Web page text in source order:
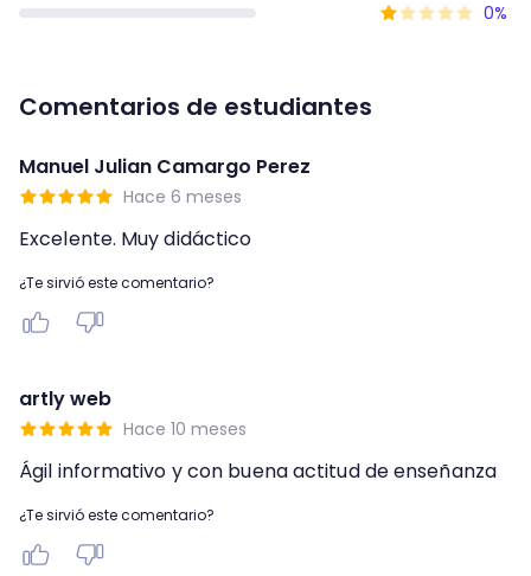
0%
Comentarios de estudiantes
Manuel Julian Camargo Perez
Hace 6 meses
Excelente. Muy didáctico
¿Te sirvió este comentario?
artly web
Hace 10 meses
Ágil informativo y con buena actitud de enseñanza
¿Te sirvió este comentario?